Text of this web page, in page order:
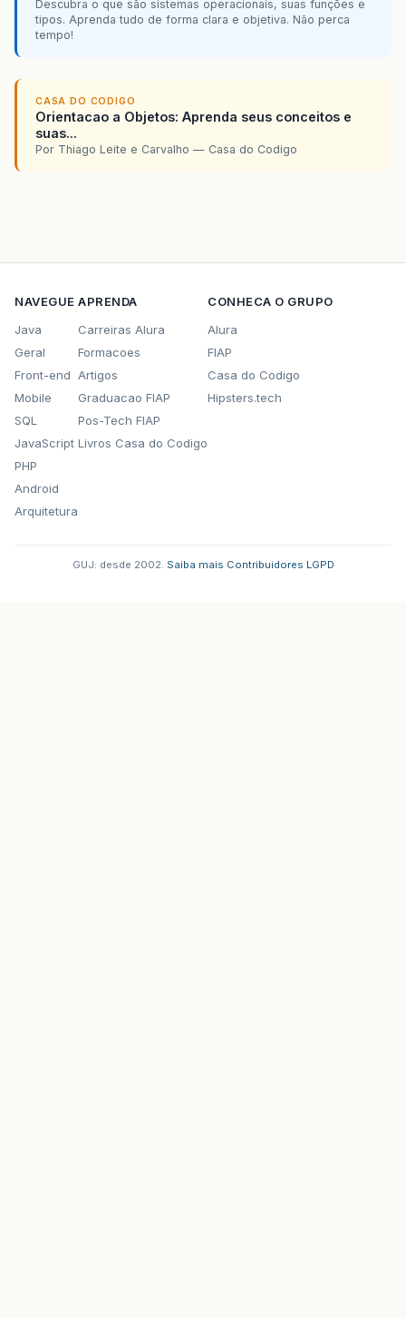
Descubra o que são sistemas operacionais, suas funções e
tipos. Aprenda tudo de forma clara e objetiva. Não perca
tempo!
CASA DO CODIGO
Orientacao a Objetos: Aprenda seus conceitos e
suas...
Por Thiago Leite e Carvalho — Casa do Codigo
NAVEGUE
Java
Geral
Front-end
Mobile
SQL
JavaScript
PHP
Android
Arquitetura
APRENDA
Carreiras Alura
Formacoes
Artigos
Graduacao FIAP
Pos-Tech FIAP
Livros Casa do Codigo
CONHECA O GRUPO
Alura
FIAP
Casa do Codigo
Hipsters.tech
GUJ: desde 2002. Saiba mais Contribuidores LGPD